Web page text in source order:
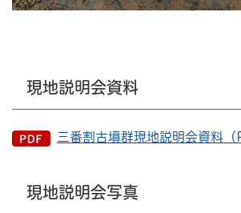
現地説明会資料
三番割古墳群現地説明会資料（
現地説明会写真